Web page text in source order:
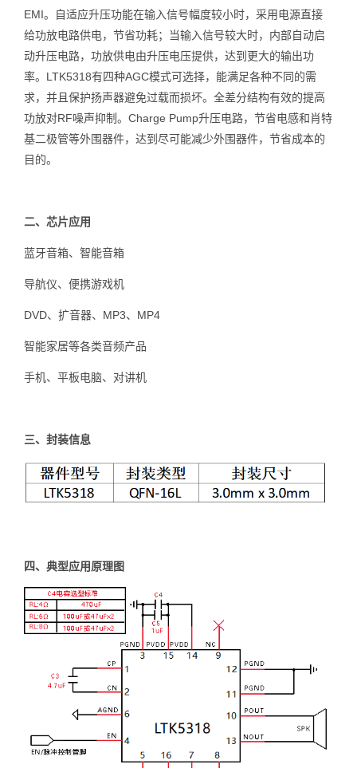
EMI。自适应升压功能在输入信号幅度较小时，采用电源直接
给功放电路供电，节省功耗；当输入信号较大时，内部自动启
动升压电路，功放供电由升压电压提供，达到更大的输出功
率。LTK5318有四种AGC模式可选择，能满足各种不同的需
求，并且保护扬声器避免过载而损坏。全差分结构有效的提高
功放对RF噪声抑制。Charge Pump升压电路，节省电感和肖特
基二极管等外围器件，达到尽可能减少外围器件，节省成本的
目的。
二、芯片应用
蓝牙音箱、智能音箱
导航仪、便携游戏机
DVD、扩音器、MP3、MP4
智能家居等各类音频产品
手机、平板电脑、对讲机
三、封装信息
四、典型应用原理图